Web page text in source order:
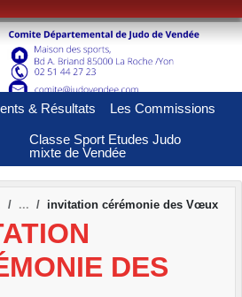
& Résultats Les Commissions
Classe Sport Etudes Judo
mixte de Vendée
invitation cérémonie des Vœux
DES